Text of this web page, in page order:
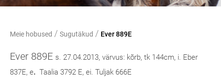
Meie hobused / Sugutäkud / Ever 889E
Ever 889E s. 27.04.2013, värvus: kõrb, tk 144cm, i. Eber
837E, e. Taalia 3792 E, ei. Tuljak 666E